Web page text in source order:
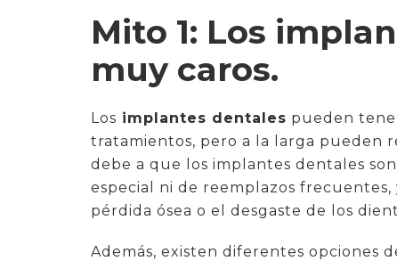
Mito 1: Los
muy caros.
Los implantes dentales pueden
tratamientos, pero a la larga pueden
debe a que los implantes dentales
especial ni de reemplazos
pérdida ósea o el desgaste de los
Además, existen diferentes opciones